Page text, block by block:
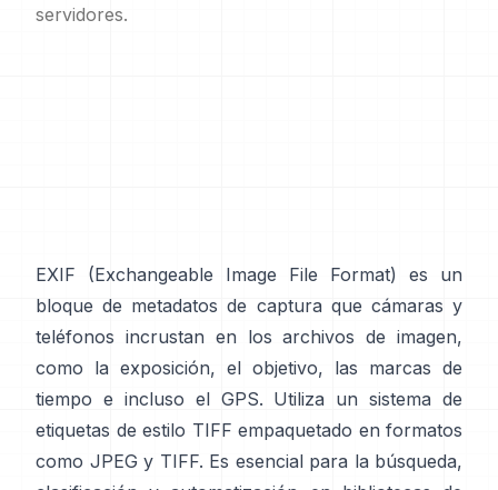
servidores.
EXIF (Exchangeable Image File Format) es un
bloque de metadatos de captura que cámaras y
teléfonos incrustan en los archivos de imagen,
como la exposición, el objetivo, las marcas de
tiempo e incluso el GPS. Utiliza un sistema de
etiquetas de estilo TIFF empaquetado en formatos
como JPEG y TIFF. Es esencial para la búsqueda,